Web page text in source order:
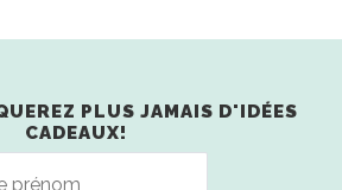
PLUS JAMAIS D'IDÉES
CADEAUX!